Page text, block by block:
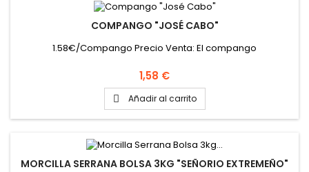
COMPANGO "JOSÉ CABO"
1.58€/Compango Precio Venta: El compango
Precio
1,58 €
 Añadir al carrito
MORCILLA SERRANA BOLSA 3KG "SEÑORIO EXTREMEÑO"